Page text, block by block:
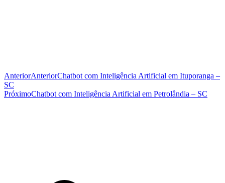
AnteriorAnteriorChatbot com Inteligência Artificial em Ituporanga –
SC
PróximoChatbot com Inteligência Artificial em Petrolândia – SC